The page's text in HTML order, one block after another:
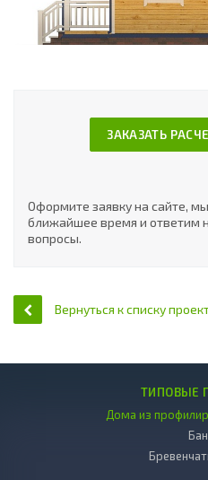
ЗАКАЗАТЬ
Оформите заявку на сайте,
ближайшее время и ответим
вопросы.
Вернуться к списку
ТИПОВЫЕ
Дома из